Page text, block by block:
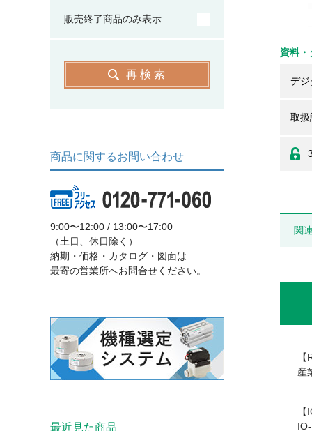
資料・
デジ
取扱
関
産
販売終了商品のみ表示
再検索
商品に関するお問い合わせ
9:00〜12:00 / 13:00〜17:00
（土日、休日除く）
納期・価格・カタログ・図面は
最寄の営業所へお問合せください。
最近見た商品